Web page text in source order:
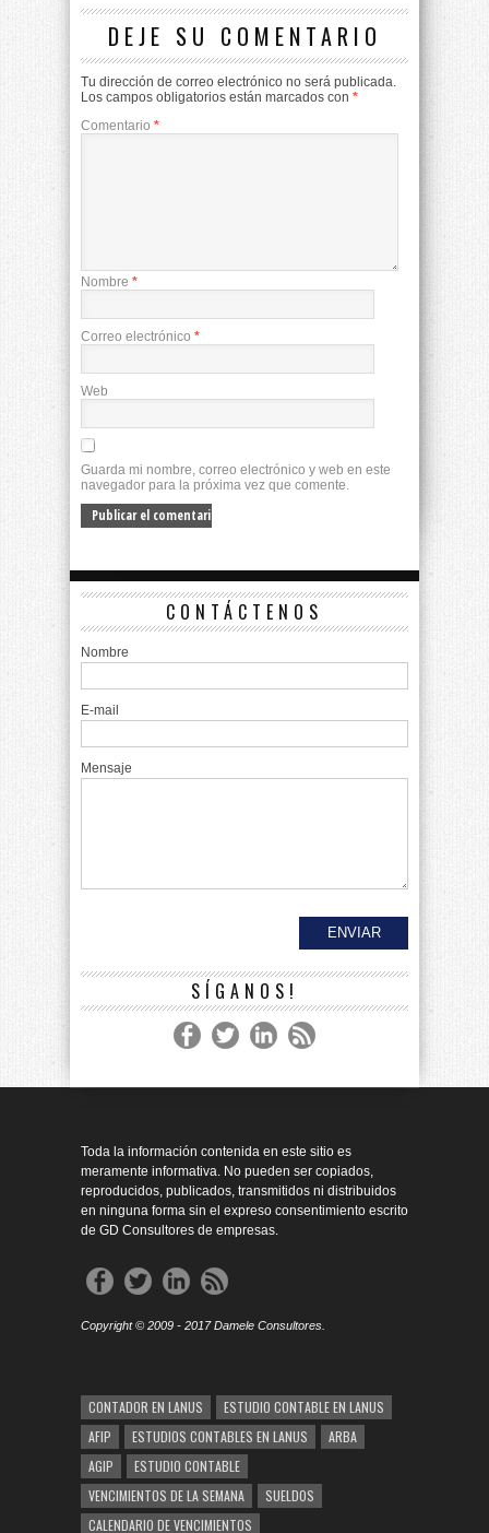
DEJE SU COMENTARIO
Tu dirección de correo electrónico no será publicada.
Los campos obligatorios están marcados con *
Comentario *
Nombre *
Correo electrónico *
Web
Guarda mi nombre, correo electrónico y web en este
navegador para la próxima vez que comente.
CONTÁCTENOS
Nombre
E-mail
Mensaje
SÍGANOS!
Toda la información contenida en este sitio es
meramente informativa. No pueden ser copiados,
reproducidos, publicados, transmitidos ni distribuidos
en ninguna forma sin el expreso consentimiento escrito
de GD Consultores de empresas.
Copyright © 2009 - 2017 Damele Consultores.
CONTADOR EN LANUS
ESTUDIO CONTABLE EN LANUS
AFIP
ESTUDIOS CONTABLES EN LANUS
ARBA
AGIP
ESTUDIO CONTABLE
VENCIMIENTOS DE LA SEMANA
SUELDOS
CALENDARIO DE VENCIMIENTOS